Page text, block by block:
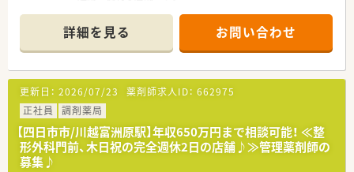
局としての役割を担います。
■地域住民の健康を支えるため、患者様一人ひとりと向き合った
丁寧な服薬指導を行います。
【法人特徴について】
■東海圏を中心に、関西や関東にも店舗を展開する、安定した経
営基盤を持つ大手企業です。
■調剤薬局事業のほか、介護施設の運営や医薬品卸売事業など、
多角的な事業展開が特徴です。
■「良質の医療・介護サービスをより多くの人に提供する」とい
詳細を見る お問い合わせ
更新日： 2026/07/23 薬剤師求人ID： 662975
正社員
調剤薬局
【四日市市/川越富洲原駅】年収650万円まで相談可能！ ≪整
形外科門前、木日祝の完全週休2日の店舗♪≫管理薬剤師の
募集♪